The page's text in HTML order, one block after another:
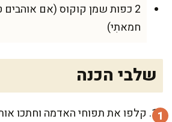
2 כפות שמן קוקוס (אם אוהבים
חמאתִי)
שלבי הכנה
קלפו את תפוחי האדמה וחתכו